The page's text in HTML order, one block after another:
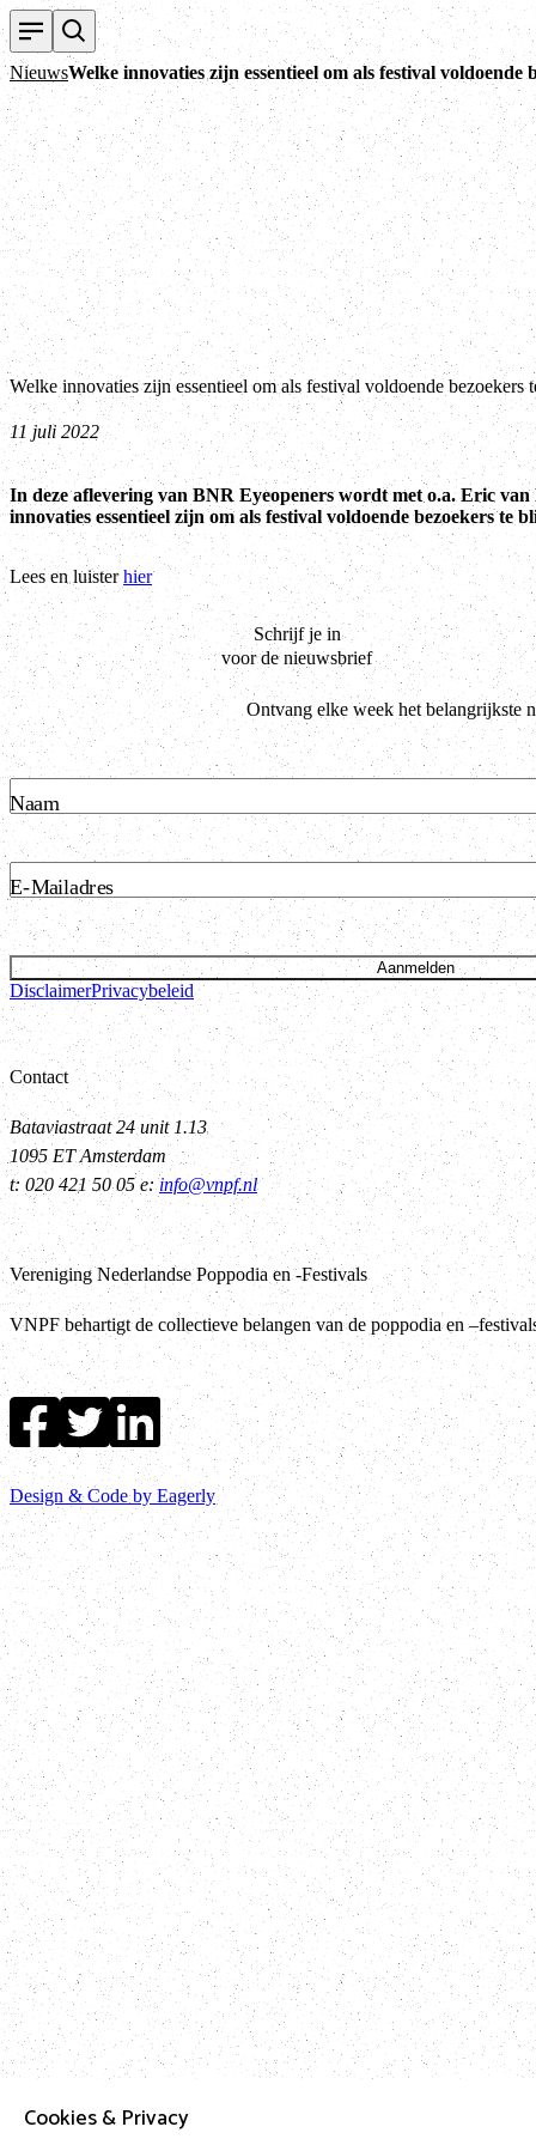
Cookies & Privacy
NieuwsWelke innovaties zijn essentieel om als festival
Welke innovaties zijn essentieel om als festival voldoende bezoekers
11 juli 2022
In deze aflevering van BNR Eyeopeners wordt met o.a. Eric
innovaties essentieel zijn om als festival voldoende bezoekers te
Lees en luisterhier
Schrijf je in
voor de nieuwsbrief
Ontvang elke week het belangrijkste
Naam
E-Mailadres
Aanmelden
DisclaimerPrivacybeleid
Contact
Bataviastraat 24 unit 1.13
1095 ET Amsterdam
t: 020 421 50 05 e:info@vnpf.nl
Vereniging Nederlandse Poppodia en -Festivals
VNPF behartigt de collectieve belangen van de poppodia en
Design & Code by Eagerly